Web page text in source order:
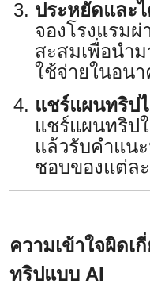
ประหยัดและ
จองโรงแรมผ่
สะสมเพื่อนำ
ใช้จ่ายในอน
แชร์แผนทริป
แชร์แผนทริป
แล้วรับคำแน
ชอบของแต่ล
ความเข้าใจผิดเ
ทริปแบบ AI